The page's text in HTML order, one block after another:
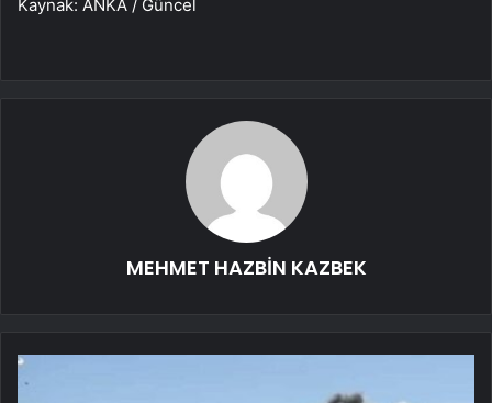
Kaynak: ANKA / Güncel
MEHMET HAZBİN KAZBEK